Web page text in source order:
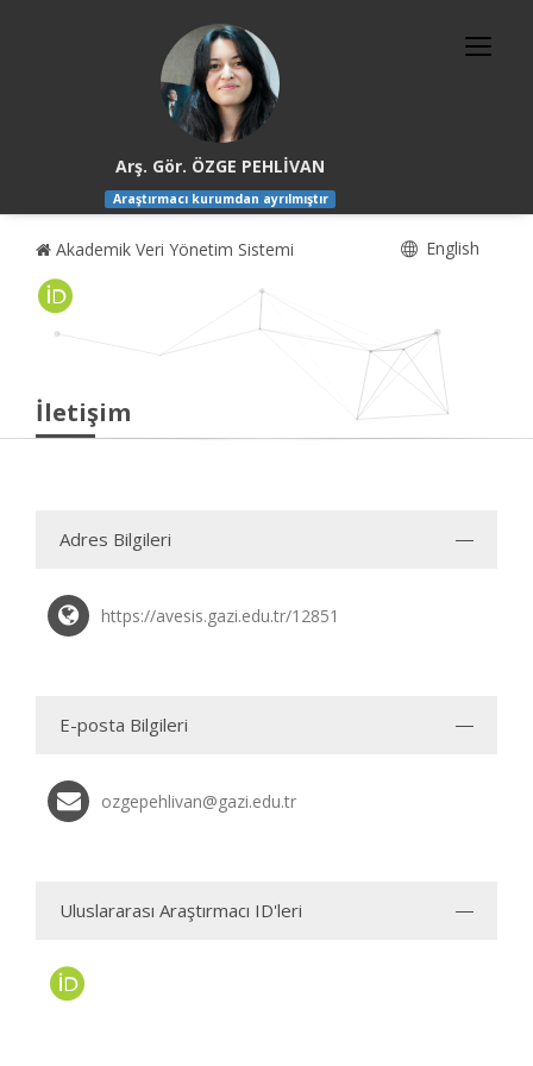
Arş. Gör. ÖZGE PEHLİVAN
Araştırmacı kurumdan ayrılmıştır
Akademik Veri Yönetim Sistemi English
İletişim
Adres Bilgileri
https://avesis.gazi.edu.tr/12851
E-posta Bilgileri
ozgepehlivan@gazi.edu.tr
Uluslararası Araştırmacı ID'leri